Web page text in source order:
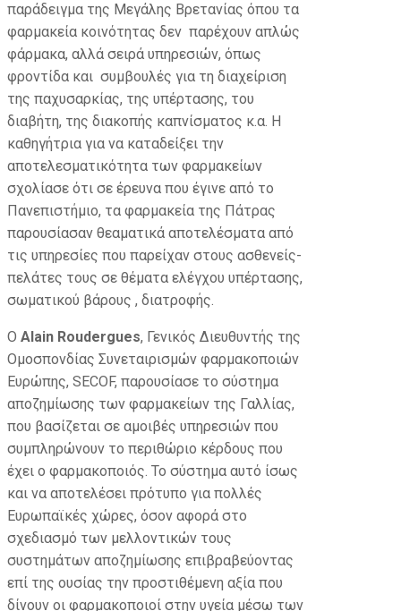
παράδειγμα της Μεγάλης Βρετανίας όπου τα
φαρμακεία κοινότητας δεν παρέχουν απλώς
φάρμακα, αλλά σειρά υπηρεσιών, όπως
φροντίδα και συμβουλές για τη διαχείριση
της παχυσαρκίας, της υπέρτασης, του
διαβήτη, της διακοπής καπνίσματος κ.α. Η
καθηγήτρια για να καταδείξει την
αποτελεσματικότητα των φαρμακείων
σχολίασε ότι σε έρευνα που έγινε από το
Πανεπιστήμιο, τα φαρμακεία της Πάτρας
παρουσίασαν θεαματικά αποτελέσματα από
τις υπηρεσίες που παρείχαν στους ασθενείς-
πελάτες τους σε θέματα ελέγχου υπέρτασης,
σωματικού βάρους , διατροφής.
O Alain Roudergues, Γενικός Διευθυντής της
Ομοσπονδίας Συνεταιρισμών φαρμακοποιών
Ευρώπης, SECOF, παρουσίασε το σύστημα
αποζημίωσης των φαρμακείων της Γαλλίας,
που βασίζεται σε αμοιβές υπηρεσιών που
συμπληρώνουν το περιθώριο κέρδους που
έχει ο φαρμακοποιός. Το σύστημα αυτό ίσως
και να αποτελέσει πρότυπο για πολλές
Ευρωπαϊκές χώρες, όσον αφορά στο
σχεδιασμό των μελλοντικών τους
συστημάτων αποζημίωσης επιβραβεύοντας
επί της ουσίας την προστιθέμενη αξία που
δίνουν οι φαρμακοποιοί στην υγεία μέσω των